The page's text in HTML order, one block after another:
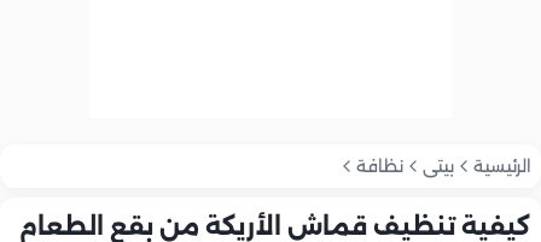
الرئيسية بيتى نظافة
كيفية تنظيف قماش الأريكة من بقع الطعام